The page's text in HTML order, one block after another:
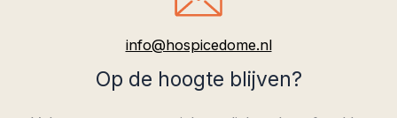
info@hospicedome.nl
Op de hoogte blijven?